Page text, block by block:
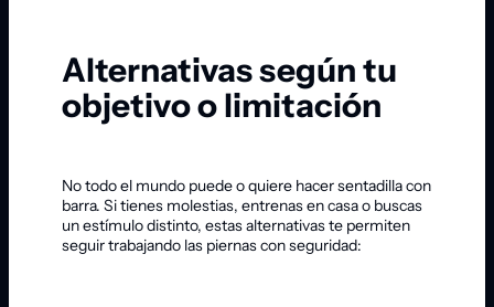
Alternativas según tu
objetivo o limitación
No todo el mundo puede o quiere hacer sentadilla con
barra. Si tienes molestias, entrenas en casa o buscas
un estímulo distinto, estas alternativas te permiten
seguir trabajando las piernas con seguridad: